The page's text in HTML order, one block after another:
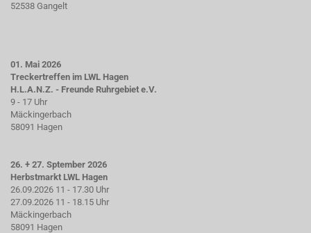
52538 Gangelt
01. Mai 2026
Treckertreffen im LWL Hagen
H.L.A.N.Z. - Freunde Ruhrgebiet e.V.
9 - 17 Uhr
Mäckingerbach
58091 Hagen
26. + 27. Sptember 2026
Herbstmarkt LWL Hagen
26.09.2026 11 - 17.30 Uhr
27.09.2026 11 - 18.15 Uhr
Mäckingerbach
58091 Hagen